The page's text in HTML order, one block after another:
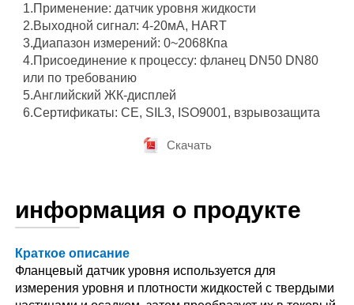
1.Применение: датчик уровня жидкости
2.Выходной сигнал: 4-20мА, HART
3.Диапазон измерений: 0~2068Кпа
4.Присоединение к процессу: фланец DN50 DN80
или по требованию
5.Английский ЖК-дисплей
6.Сертификаты: CE, SIL3, ISO9001, взрывозащита
Скачать
информация о продукте
Краткое описание
Фланцевый датчик уровня используется для
измерения уровня и плотности жидкостей с твердыми